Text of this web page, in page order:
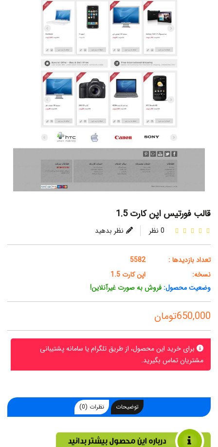
قالب فورتیس اپن کارت 1.5
0 نظر نظر بدهید
تعداد بازدیدها :
5582
نسخه:
اپن کارت 1.5
وضعیت محصول: فروش به صورت غیرآنلاین!
650,000تومان
برای خرید این محصول، از طریق تلگرام یا سامانه پشتیبانی
مشتریان تماس بگیرید.
توضیحات نظرات (0)